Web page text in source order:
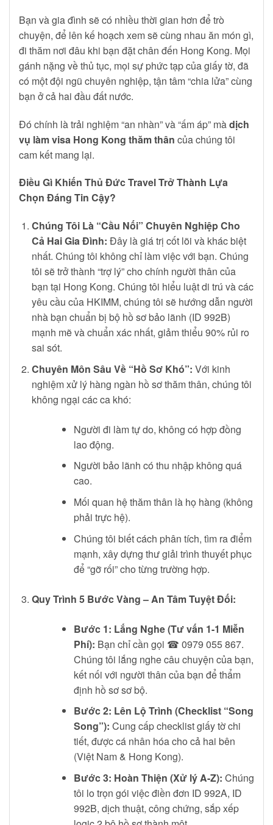
Bạn và gia đình sẽ có nhiều thời gian hơn để trò
chuyện, để lên kế hoạch xem sẽ cùng nhau ăn món gì,
đi thăm nơi đâu khi bạn đặt chân đến Hong Kong. Mọi
gánh nặng về thủ tục, mọi sự phức tạp của giấy tờ, đã
có một đội ngũ chuyên nghiệp, tận tâm “chia lửa” cùng
bạn ở cả hai đầu đất nước.
Đó chính là trải nghiệm “an nhàn” và “ấm áp” màdịch
vụ làm visa Hong Kong thăm thân của chúng tôi
cam kết mang lại.
Điều Gì Khiến Thủ Đức Travel Trở Thành Lựa
Chọn Đáng Tin Cậy?
Chúng Tôi Là “Cầu Nối” Chuyên Nghiệp Cho
Cả Hai Gia Đình: Đây là giá trị cốt lõi và khác biệt
nhất. Chúng tôi không chỉ làm việc với bạn. Chúng
tôi sẽ trở thành “trợ lý” cho chính người thân của
bạn tại Hong Kong. Chúng tôi hiểu luật di trú và các
yêu cầu của HKIMM, chúng tôi sẽ hướng dẫn người
nhà bạn chuẩn bị bộ hồ sơ bảo lãnh (ID 992B)
mạnh mẽ và chuẩn xác nhất, giảm thiểu 90% rủi ro
sai sót.
Chuyên Môn Sâu Về “Hồ Sơ Khó”: Với kinh
nghiệm xử lý hàng ngàn hồ sơ thăm thân, chúng tôi
không ngại các ca khó:
Người đi làm tự do, không có hợp đồng
lao động.
Người bảo lãnh có thu nhập không quá
cao.
Mối quan hệ thăm thân là họ hàng (không
phải trực hệ).
Chúng tôi biết cách phân tích, tìm ra điểm
mạnh, xây dựng thư giải trình thuyết phục
để “gỡ rối” cho từng trường hợp.
Quy Trình 5 Bước Vàng – An Tâm Tuyệt Đối:
Bước 1: Lắng Nghe (Tư vấn 1-1 Miễn
Phí): Bạn chỉ cần gọi ☎ 0979 055 867.
Chúng tôi lắng nghe câu chuyện của bạn,
kết nối với người thân của bạn để thẩm
định hồ sơ sơ bộ.
Bước 2: Lên Lộ Trình (Checklist “Song
Song”): Cung cấp checklist giấy tờ chi
tiết, được cá nhân hóa cho cả hai bên
(Việt Nam & Hong Kong).
Bước 3: Hoàn Thiện (Xử lý A-Z): Chúng
tôi lo trọn gói việc điền đơn ID 992A, ID
992B, dịch thuật, công chứng, sắp xếp